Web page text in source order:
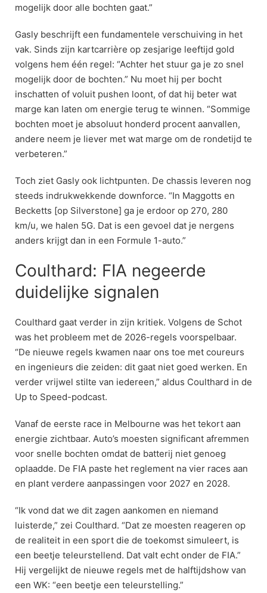
mogelijk door alle bochten gaat.”
Gasly beschrijft een fundamentele verschuiving in het
vak. Sinds zijn kartcarrière op zesjarige leeftijd gold
volgens hem één regel: “Achter het stuur ga je zo snel
mogelijk door de bochten.” Nu moet hij per bocht
inschatten of voluit pushen loont, of dat hij beter wat
marge kan laten om energie terug te winnen. “Sommige
bochten moet je absoluut honderd procent aanvallen,
andere neem je liever met wat marge om de rondetijd te
verbeteren.”
Toch ziet Gasly ook lichtpunten. De chassis leveren nog
steeds indrukwekkende downforce. “In Maggotts en
Becketts [op Silverstone] ga je erdoor op 270, 280
km/u, we halen 5G. Dat is een gevoel dat je nergens
anders krijgt dan in een Formule 1-auto.”
Coulthard: FIA negeerde
duidelijke signalen
Coulthard gaat verder in zijn kritiek. Volgens de Schot
was het probleem met de 2026-regels voorspelbaar.
“De nieuwe regels kwamen naar ons toe met coureurs
en ingenieurs die zeiden: dit gaat niet goed werken. En
verder vrijwel stilte van iedereen,” aldus Coulthard in de
Up to Speed-podcast.
Vanaf de eerste race in Melbourne was het tekort aan
energie zichtbaar. Auto’s moesten significant afremmen
voor snelle bochten omdat de batterij niet genoeg
oplaadde. De FIA paste het reglement na vier races aan
en plant verdere aanpassingen voor 2027 en 2028.
“Ik vond dat we dit zagen aankomen en niemand
luisterde,” zei Coulthard. “Dat ze moesten reageren op
de realiteit in een sport die de toekomst simuleert, is
een beetje teleurstellend. Dat valt echt onder de FIA.”
Hij vergelijkt de nieuwe regels met de halftijdshow van
een WK: “een beetje een teleurstelling.”